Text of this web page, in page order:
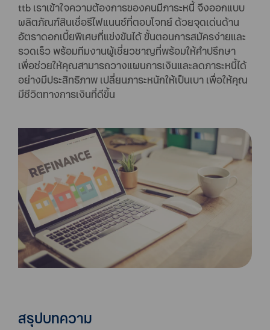
ttb เราเข้าใจความต้องการของคนมีภาระหนี้ จึงออกแบบ
ผลิตภัณฑ์สินเชื่อรีไฟแนนซ์ที่ตอบโจทย์ ด้วยจุดเด่นด้าน
อัตราดอกเบี้ยพิเศษที่แข่งขันได้ ขั้นตอนการสมัครง่ายและ
รวดเร็ว พร้อมทีมงานผู้เชี่ยวชาญที่พร้อมให้คำปรึกษา
เพื่อช่วยให้คุณสามารถวางแผนการเงินและลดภาระหนี้ได้
อย่างมีประสิทธิภาพ เปลี่ยนภาระหนักให้เป็นเบา เพื่อให้คุณ
มีชีวิตทางการเงินที่ดีขึ้น
สรุปบทความ